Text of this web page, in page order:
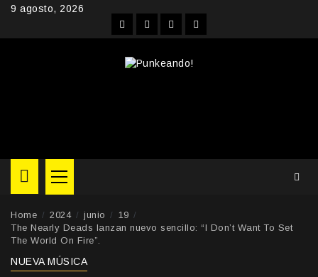
Skip9 agosto, 2026
FacebookInstagram
YouTubeTwitter
Primary
Menu
Home 2024 junio
19
The Nearly Deads lanzan nuevo sencillo: “I Don’t Want To Set
The World On Fire”.
NUEVA MÚSICA